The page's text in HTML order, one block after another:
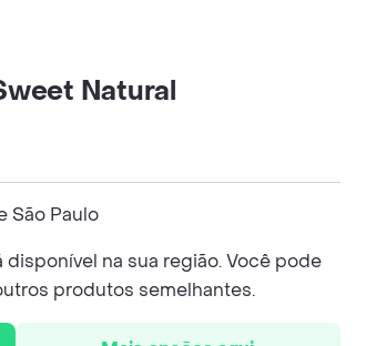
Natural
São Paulo
na sua região. Você pode
produtos semelhantes.